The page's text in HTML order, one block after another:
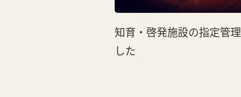
知育・啓発施設の指定管
した